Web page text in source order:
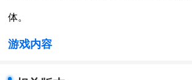
体。
游戏内容